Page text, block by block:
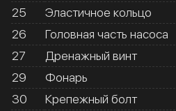
25
Эластичное кольцо
26
Головная часть насоса
27
Дренажный винт
29
Фонарь
30
Крепежный болт